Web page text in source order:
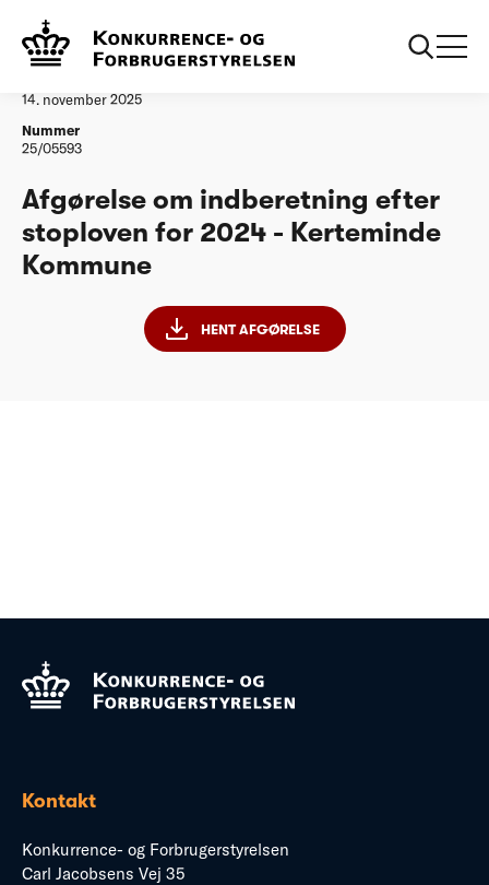
Vandtilsyn
14. november 2025
Nummer
25/05593
Afgørelse om indberetning efter
stoploven for 2024 - Kerteminde
Kommune
HENT AFGØRELSE
Kontakt
Konkurrence- og Forbrugerstyrelsen
Carl Jacobsens Vej 35